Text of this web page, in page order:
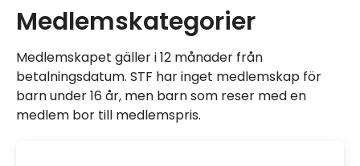
Medlemskategorier
Medlemskapet gäller i 12 månader från
betalningsdatum. STF har inget medlemskap för
barn under 16 år, men barn som reser med en
medlem bor till medlemspris.